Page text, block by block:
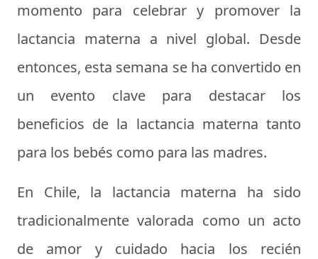
momento para celebrar y promover la
lactancia materna a nivel global. Desde
entonces, esta semana se ha convertido en
un evento clave para destacar los
beneficios de la lactancia materna tanto
para los bebés como para las madres.
En Chile, la lactancia materna ha sido
tradicionalmente valorada como un acto
de amor y cuidado hacia los recién